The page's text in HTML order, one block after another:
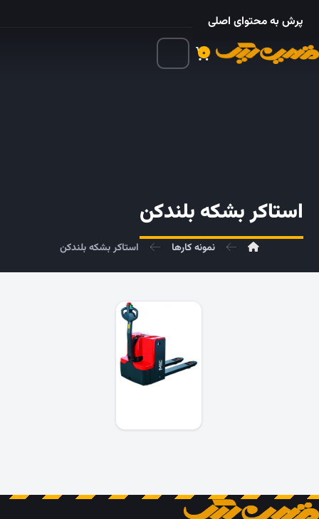
۰۲۱ – ۵۵۲۴ ۵۳۲۵
۰
پرش به محتوای اصلی
استاکر بشکه بلندکن
نمونه کارها استاکر بشکه بلندکن